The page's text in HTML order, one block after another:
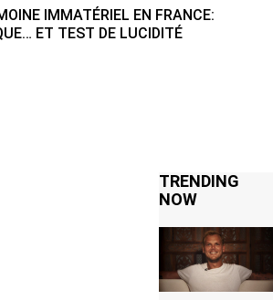
IMMATÉRIEL EN FRANCE:
ET TEST DE LUCIDITÉ
TRENDING
NOW